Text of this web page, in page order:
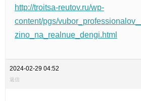
http://troitsa-reutov.ru/wp-
content/pgs/
zino_na_realnue_dengi.html
2024-02-29 04:52
返信